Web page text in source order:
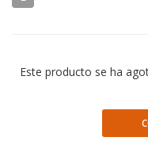
Este producto se ha